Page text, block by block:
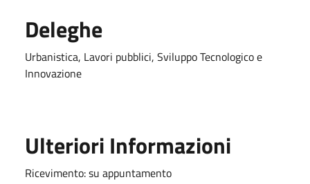
Deleghe
Urbanistica, Lavori pubblici, Sviluppo Tecnologico e
Innovazione
Ulteriori Informazioni
Ricevimento: su appuntamento